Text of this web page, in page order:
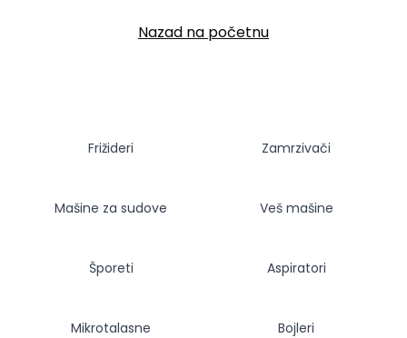
Nazad na početnu
Frižideri Zamrzivači
Mašine za sudove Veš mašine
Šporeti Aspiratori
Mikrotalasne Bojleri